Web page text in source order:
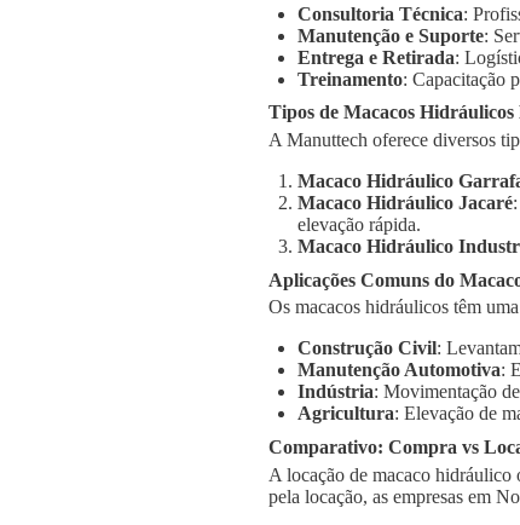
Consultoria Técnica:
Manutenção e Suporte:
Entrega e Retirada:
Treinamento: Capacitação
Tipos de Macacos Hidráulicos
A Manuttech oferece diversos
Macaco Hidráulico
Macaco Hidráulico Jacaré
elevação rápida.
Macaco Hidráulico
Aplicações Comuns do
Os macacos hidráulicos têm
Construção Civil:
Manutenção Automotiva:
Indústria: Movimentação
Agricultura: Elevação de
Comparativo: Compra vs
A locação de macaco hidráulico
pela locação, as empresas em